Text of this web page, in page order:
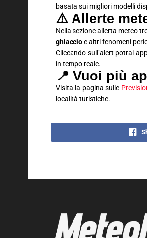
basata sui migliori modelli
⚠️ Allerte
Nella sezione allerta meteo
ghiaccioe altri fenomeni
Cliccando sull’alert potrai
in tempo reale.
📍 Vuoi più
Visita la pagina sulle
località turistiche.